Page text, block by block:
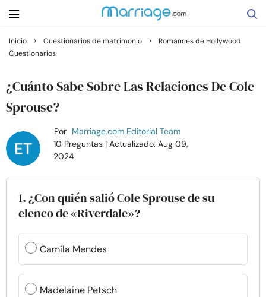
Buscar
Casarse
Relaciones
Familia
Ayuda
Cursos
Recursos
Inicio › Cuestionarios de matrimonio ›
Romances de Hollywood
Cuestionarios
¿Cuánto Sabe Sobre Las Relaciones De Cole
Sprouse?
Por Marriage.com Editorial Team
10 Preguntas | Actualizado: Aug 09,
2024
1. ¿Con quién salió Cole Sprouse de su
elenco de «Riverdale»?
Camila Mendes
Madelaine Petsch